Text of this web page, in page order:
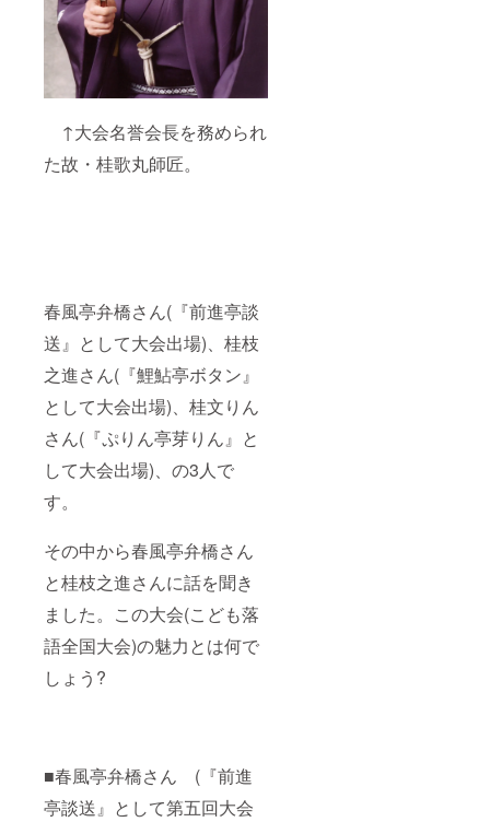
↑大会名誉会長を務められ
た故・桂歌丸師匠。
春風亭弁橋さん(『前進亭談
送』として大会出場)、桂枝
之進さん(『鯉鮎亭ボタン』
として大会出場)、桂文りん
さん(『ぷりん亭芽りん』と
して大会出場)、の3人で
す。
その中から春風亭弁橋さん
と桂枝之進さんに話を聞き
ました。この大会(こども落
語全国大会)の魅力とは何で
しょう?
■春風亭弁橋さん (『前進
亭談送』として第五回大会